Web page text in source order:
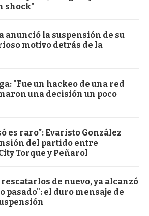
shock"
anunció la suspensión de su
motivo detrás de la
"Fue un hackeo de una red
una decisión un poco
es raro”: Evaristo González
del partido entre
Torque y Peñarol
de nuevo, ya alcanzó
pasado": el duro mensaje de